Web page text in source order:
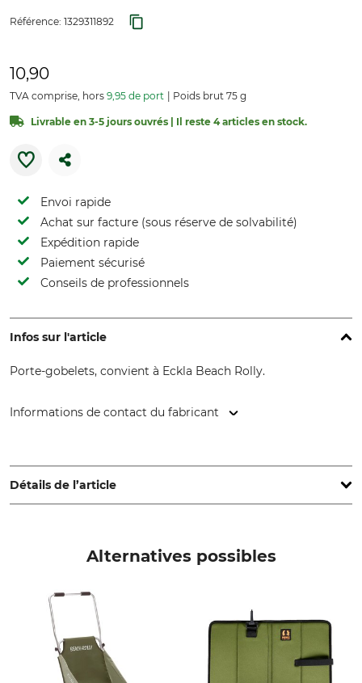
Référence: 1329311892
10,90
TVA comprise, hors 9,95 de port Poids brut 75 g
Livrable en 3-5 jours ouvrés | Il reste 4 articles en stock.
Envoi rapide
Achat sur facture (sous réserve de solvabilité)
Expédition rapide
Paiement sécurisé
Conseils de professionnels
Infos sur l'article
Porte-gobelets, convient à Eckla Beach Rolly.
Informations de contact du fabricant
Germany, www.eckla.de
Détails de l’article
olive
Alternatives possibles